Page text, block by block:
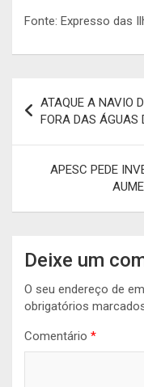
Fonte: Expresso das
de
artigos
ATAQUE A NAVIO
FORA DAS ÁGUAS
APESC PEDE
Deixe um
O seu endereço de
obrigatórios
Comentário *